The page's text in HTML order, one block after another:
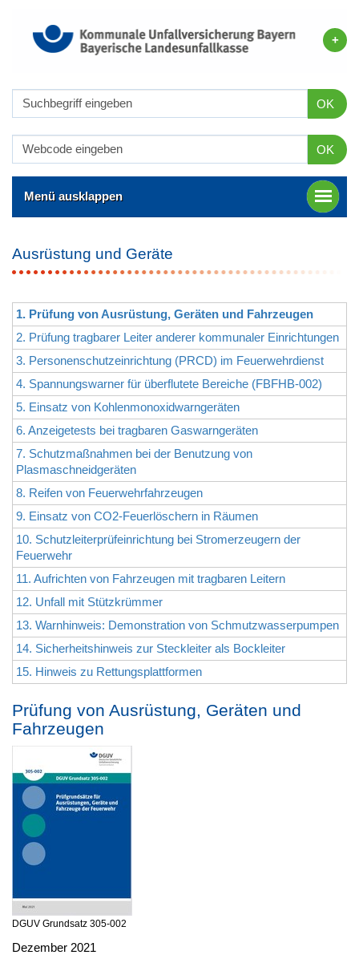
OK
OK
Menü ausklappen
Ausrüstung und Geräte
1. Prüfung von Ausrüstung, Geräten und Fahrzeugen
2. Prüfung tragbarer Leiter anderer kommunaler Einrichtungen
3. Personenschutzeinrichtung (PRCD) im Feuerwehrdienst
4. Spannungswarner für überflutete Bereiche (FBFHB-002)
5. Einsatz von Kohlenmonoxidwarngeräten
6. Anzeigetests bei tragbaren Gaswarngeräten
7. Schutzmaßnahmen bei der Benutzung von
Plasmaschneidgeräten
8. Reifen von Feuerwehrfahrzeugen
9. Einsatz von CO2-Feuerlöschern in Räumen
10. Schutzleiterprüfeinrichtung bei Stromerzeugern der
Feuerwehr
11. Aufrichten von Fahrzeugen mit tragbaren Leitern
12. Unfall mit Stützkrümmer
13. Warnhinweis: Demonstration von Schmutzwasserpumpen
14. Sicherheitshinweis zur Steckleiter als Bockleiter
15. Hinweis zu Rettungsplattformen
Prüfung von Ausrüstung, Geräten und
Fahrzeugen
DGUV Grundsatz 305-002
Dezember 2021